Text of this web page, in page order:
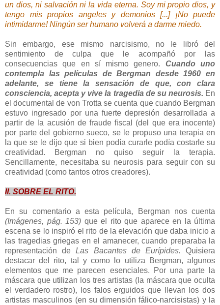
un dios, ni salvación ni la vida eterna. Soy mi propio dios, y
tengo mis propios angeles y demonios [...] ¡No puede
intimidarme! Ningún ser humano volverá a darme miedo.
Sin embargo, ese mismo narcisismo, no le libró del
sentimiento de culpa que le acompañó por las
consecuencias que en sí mismo genero. Cuando uno
contempla las películas de Bergman desde 1960 en
adelante, se tiene la sensación de que, con clara
consciencia, acepta y vive la tragedia de su neurosis. En
el documental de von Trotta se cuenta que cuando Bergman
estuvo ingresado por una fuerte depresión desarrollada a
partir de la acusión de fraude fiscal (del que era inocente)
por parte del gobierno sueco, se le propuso una terapia en
la que se le dijo que si bien podía curarle podía costarle su
creatividad. Bergman no quiso seguir la terapia.
Sencillamente, necesitaba su neurosis para seguir con su
creatividad (como tantos otros creadores).
II. SOBRE EL RITO.
En su comentario a esta película, Bergman nos cuenta
(Imágenes, pág. 153) que el rito que aparece en la última
escena se lo inspiró el rito de la elevación que daba inicio a
las tragedias griegas en el amanecer, cuando preparaba la
representación de Las Bacantes de Eurípides. Quisiera
destacar del rito, tal y como lo utiliza Bergman, algunos
elementos que me parecen esenciales. Por una parte la
máscara que utilizan los tres artistas (la máscara que oculta
el verdadero rostro), los falos erguidos que llevan los dos
artistas masculinos (en su dimensión fálico-narcisistas) y la